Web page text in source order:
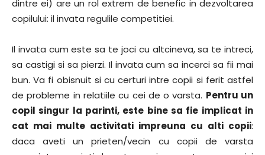
dintre ei) are un rol extrem de benefic in dezvoltarea
copilului: il invata regulile competitiei.
Il invata cum este sa te joci cu altcineva, sa te intreci,
sa castigi si sa pierzi. Il invata cum sa incerci sa fii mai
bun. Va fi obisnuit si cu certuri intre copii si ferit astfel
de probleme in relatiile cu cei de o varsta. Pentru un
copil singur la parinti, este bine sa fie implicat in
cat mai multe activitati impreuna cu alti copii:
daca aveti un prieten/vecin cu copii de varsta